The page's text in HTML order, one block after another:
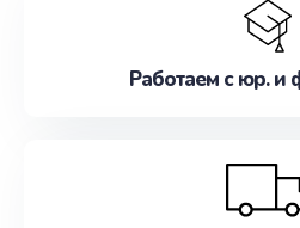
Работаем с юр. и